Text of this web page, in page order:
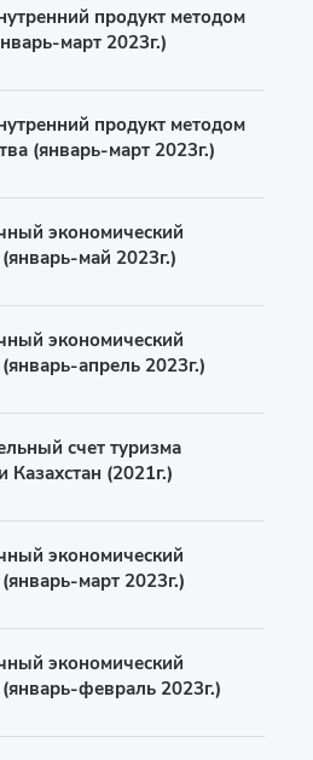
продукт методом
март 2023г.)
продукт методом
(январь-март 2023г.)
экономический
май 2023г.)
экономический
апрель 2023г.)
счет туризма
Казахстан (2021г.)
экономический
март 2023г.)
экономический
февраль 2023г.)